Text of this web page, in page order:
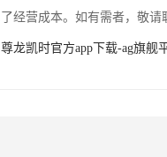
了经营成本。如有需者，敬
尊龙凯时官方app下载-ag旗舰